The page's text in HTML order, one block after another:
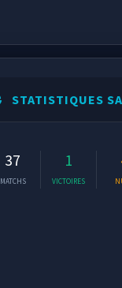
STATISTIQUES
37
MATCHS
1
VICTOIRES